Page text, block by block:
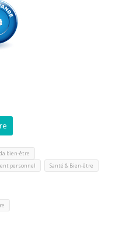
bien-être
personnel Santé & Bien-être